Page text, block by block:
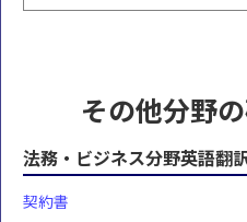
その他分野
法務・ビジネス分野英語翻
契約書